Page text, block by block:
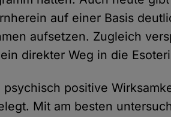
auf einer Basis
aufsetzen. Zugleich
direkter Weg in die
psychisch positive
Mit am besten